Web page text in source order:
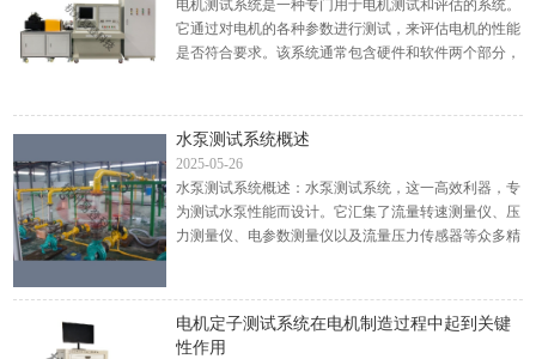
电机测试系统是一种专门用于电机测试和评估的系统。
它通过对电机的各种参数进行测试，来评估电机的性能
是否符合要求。该系统通常包含硬件和软件两个部分，
水泵测试系统概述
2025-05-26
水泵测试系统概述：水泵测试系统，这一高效利器，专
为测试水泵性能而设计。它汇集了流量转速测量仪、压
力测量仪、电参数测量仪以及流量压力传感器等众多精
电机定子测试系统在电机制造过程中起到关键
性作用